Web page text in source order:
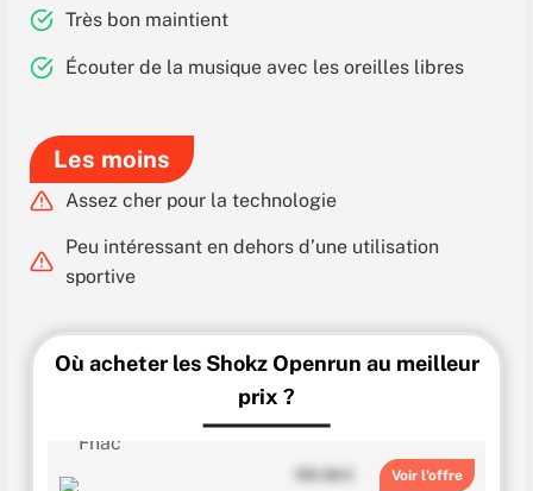
Très bon maintient
Écouter de la musique avec les oreilles libres
Les moins
Assez cher pour la technologie
Peu intéressant en dehors d’une utilisation
sportive
Où acheter les Shokz Openrun au meilleur
prix ?
Voir